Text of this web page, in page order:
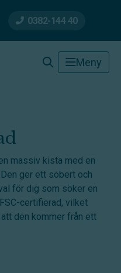
0382-144 40
Begravningsbyrå Meny
massiv kista med en
ger ett sobert och
för dig som söker en
certifierad, vilket
den kommer från ett